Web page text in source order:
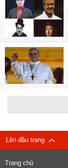
Lên đầu trang
Trang chủ